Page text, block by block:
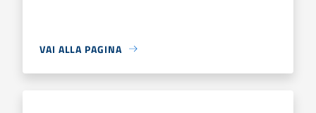
VAI ALLA PAGINA